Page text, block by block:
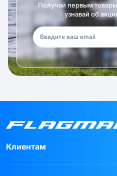
Получай первым
узнавай об
Клиентам